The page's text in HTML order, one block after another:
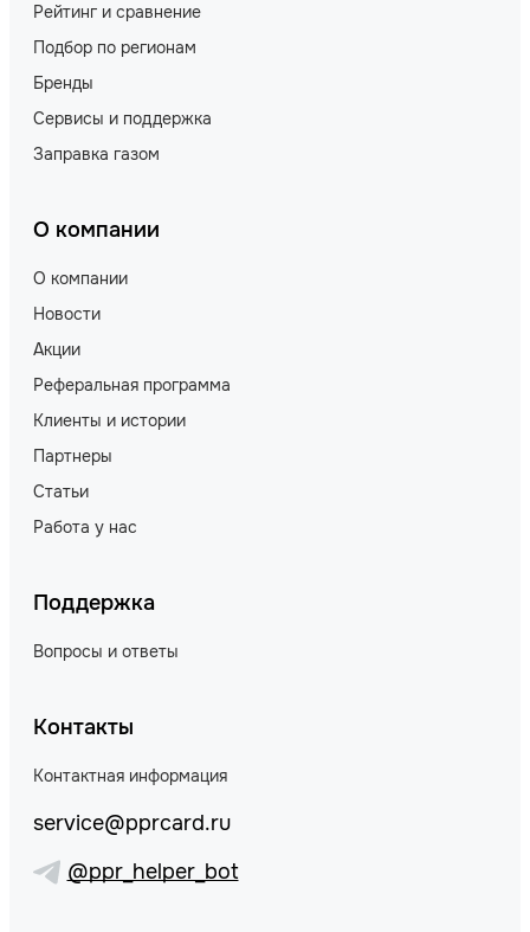
Рейтинг и сравнение
Подбор по регионам
Бренды
Сервисы и поддержка
Заправка газом
О компании
О компании
Новости
Акции
Реферальная программа
Клиенты и истории
Партнеры
Статьи
Работа у нас
Поддержка
Вопросы и ответы
Контакты
Контактная информация
service@pprcard.ru
@ppr_helper_bot